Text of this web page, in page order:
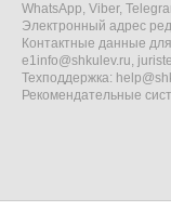
WhatsApp, Viber,
Электронный адрес
Контактные данные
e1info@shkulev.ru,
Техподдержка:
Рекомендательные